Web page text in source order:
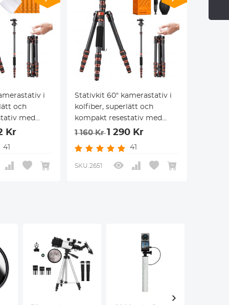
i
och
med
25L
Kr
41
Stativkit 60" kamerastativ i
kolfiber, superlätt och
kompakt resestativ med
360° kulled A225C0+BH-25L
kamerarengöringsset
1 160 Kr1 290 Kr
41
SKU.2651